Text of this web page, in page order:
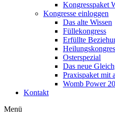
Kongresspaket
Kongresse einloggen
Das alte Wissen
Füllekongress
Erfüllte
Osterspezial
Das neue
Praxispaket mit
Womb Power
Kontakt
Menü